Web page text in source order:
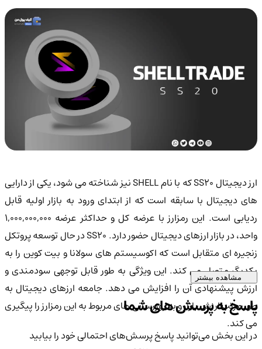
ارز دیجیتال SS20 که با نام SHELL نیز شناخته می شود، یکی از دارایی
های دیجیتال با سابقه است که از ابتدای ورود به بازار اولیه قابل
ردیابی است. این رمزارز با عرضه کل و حداکثر عرضه 1,000,000,000
واحد، در بازار ارزهای دیجیتال حضور دارد. SS20 در حال توسعه پروتکل
زنجیره ای متقابل است که اکوسیستم های سولانا و بیت کوین را به
یکدیگر متصل می کند. این ویژگی به طور قابل توجهی سودمندی و
ارزش پیشنهادی آن را افزایش می دهد. جامعه ارزهای دیجیتال به
طور مرتب ارزش بازار و به روزرسانی های مربوط به این رمزارز را پیگیری
می کند.
مشاهده بیشتر
پاسخ به پرسش های شما
در این بخش می‌توانید پاسخ پرسش‌های احتمالی خود را بیابید